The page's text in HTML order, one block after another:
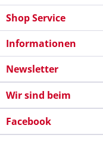
Shop Service
Informationen
Newsletter
Wir sind beim
Facebook